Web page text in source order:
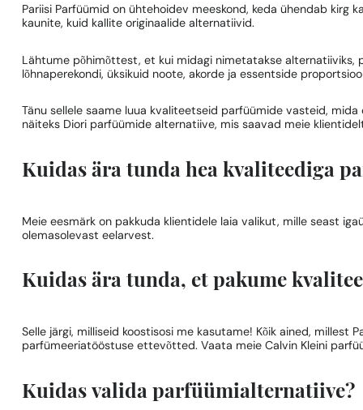
Pariisi Parfüümid on ühtehoidev meeskond, keda ühendab kirg
kaunite, kuid kallite originaalide alternatiivid.
Lähtume põhimõttest, et kui midagi nimetatakse
lõhnaperekondi, üksikuid noote, akorde ja essentside
Tänu sellele saame luua kvaliteetseid parfüümide vasteid,
näiteks Diori parfüümide alternatiive, mis saavad meie
Kuidas ära tunda hea kvaliteediga
Meie eesmärk on pakkuda klientidele laia valikut, mille seast
olemasolevast eelarvest.
Kuidas ära tunda, et pakume
Selle järgi, milliseid koostisosi me kasutame! Kõik ained,
parfümeeriatööstuse ettevõtted. Vaata meie Calvin Kleini
Kuidas valida parfüümialternatiive?